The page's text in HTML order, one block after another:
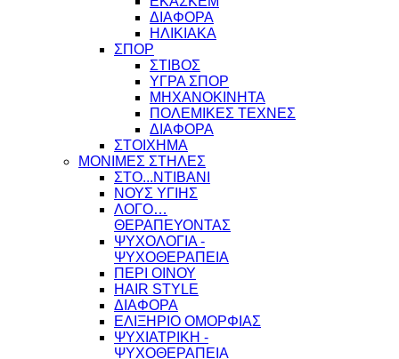
ΔΙΑΦΟΡΑ
ΗΛΙΚΙΑΚΑ
ΣΠΟΡ
ΣΤΙΒΟΣ
ΥΓΡΑ ΣΠΟΡ
ΜΗΧΑΝΟΚΙΝΗΤΑ
ΠΟΛΕΜΙΚΕΣ ΤΕΧΝΕΣ
ΔΙΑΦΟΡΑ
ΣΤΟΙΧΗΜΑ
ΜΟΝΙΜΕΣ ΣΤΗΛΕΣ
ΣΤΟ...ΝΤΙΒΑΝΙ
ΝΟΥΣ ΥΓΙΗΣ
ΛΟΓΟ…
ΘΕΡΑΠΕΥΟΝΤΑΣ
ΨΥΧΟΛΟΓΙΑ -
ΨΥΧΟΘΕΡΑΠΕΙΑ
ΠΕΡΙ ΟΙΝΟΥ
HAIR STYLE
ΔΙΑΦΟΡΑ
ΕΛΙΞΗΡΙΟ ΟΜΟΡΦΙΑΣ
ΨΥΧΙΑΤΡΙΚΗ -
ΨΥΧΟΘΕΡΑΠΕΙΑ